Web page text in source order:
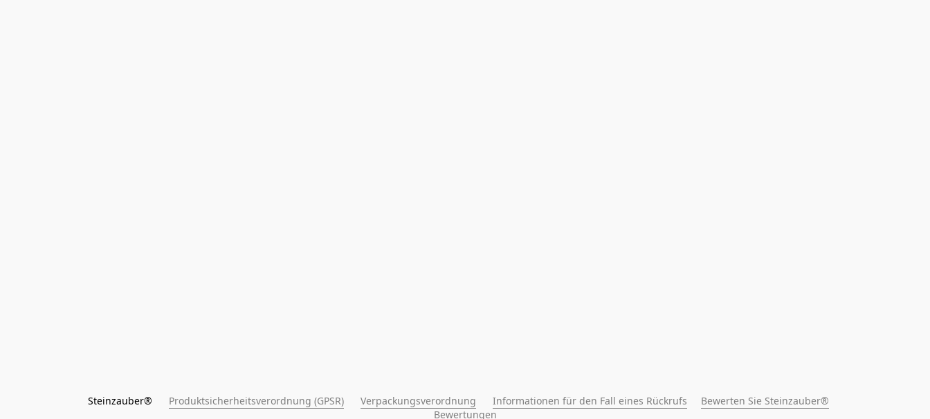
Steinzauber® Produktsicherheitsverordnung (GPSR) Verpackungsverordnung Informationen für den Fall eines Rückrufs
Bewerten Sie Steinzauber®
Bewertungen